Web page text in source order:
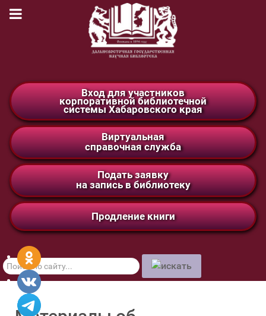
Вход для участников
корпоративной библиотечной
системы Хабаровского края
Виртуальная
справочная служба
Подать заявку
на запись в библиотеку
Продление книги
Поиск
по
сайту